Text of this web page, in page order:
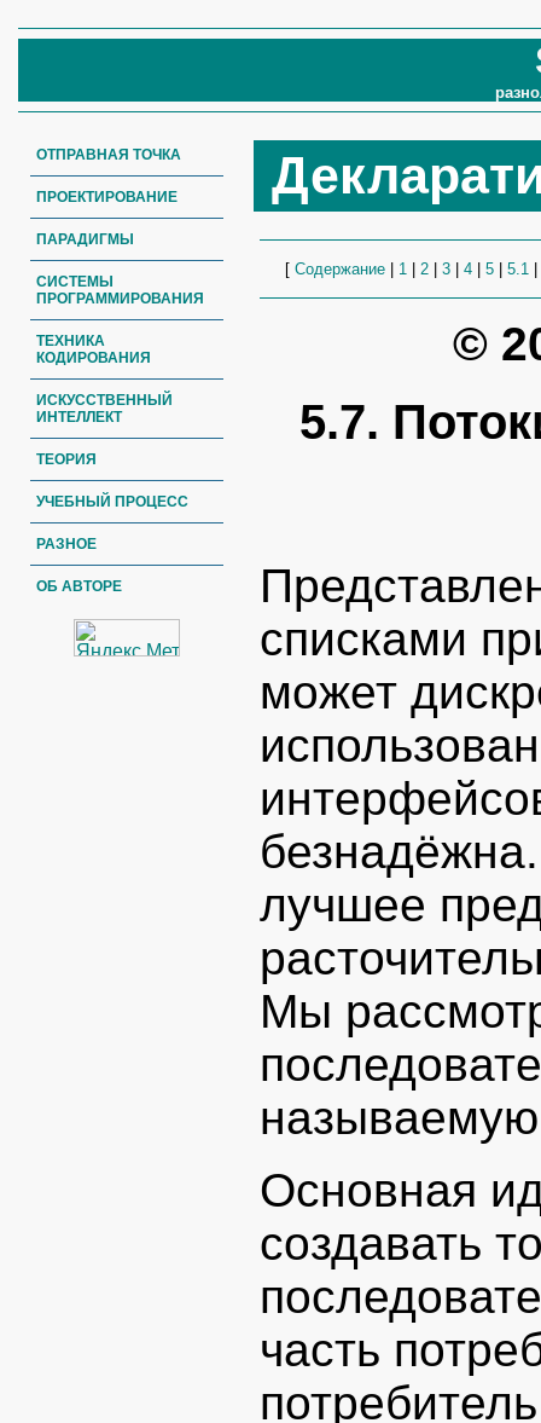
ОТПРАВНАЯ ТОЧКА
ПРОЕКТИРОВАНИЕ
ПАРАДИГМЫ
СИСТЕМЫ
ПРОГРАММИРОВАНИЯ
ТЕХНИКА
КОДИРОВАНИЯ
ИСКУССТВЕННЫЙ
ИНТЕЛЛЕКТ
ТЕОРИЯ
УЧЕБНЫЙ ПРОЦЕСС
РАЗНОЕ
ОБ АВТОРЕ
[ Содержание| 1| 2| 3| 4| 5| 5.1|
©
5.7.
списками
может
лучшее
Мы
Основная
создавать
часть